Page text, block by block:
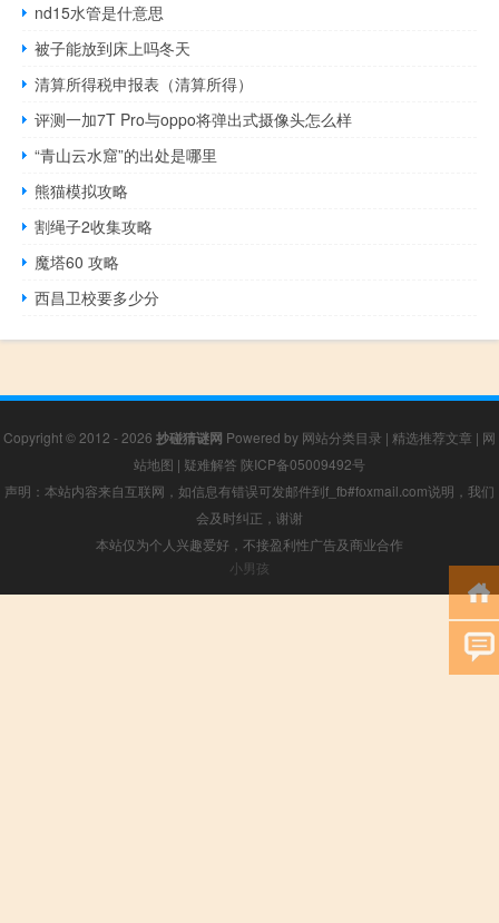
nd15水管是什意思
被子能放到床上吗冬天
清算所得税申报表（清算所得）
评测一加7T Pro与oppo将弹出式摄像头怎么样
“青山云水窟”的出处是哪里
熊猫模拟攻略
割绳子2收集攻略
魔塔60 攻略
西昌卫校要多少分
Copyright © 2012 - 2026 抄碰猜谜网 Powered by 网站分类目录 | 精选推荐文章 | 网
站地图 | 疑难解答 陕ICP备05009492号
声明：本站内容来自互联网，如信息有错误可发邮件到f_fb#foxmail.com说明，我们
会及时纠正，谢谢
本站仅为个人兴趣爱好，不接盈利性广告及商业合作
小男孩